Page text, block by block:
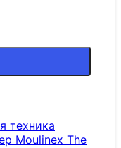
техника
Moulinex The